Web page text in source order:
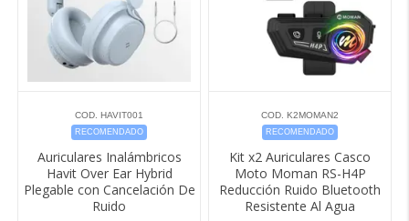
COD. HAVIT001
RECOMENDADO
Auriculares Inalámbricos
Havit Over Ear Hybrid
Plegable con Cancelación De
Ruido
COD. K2MOMAN2
RECOMENDADO
Kit x2 Auriculares Casco
Moto Moman RS-H4P
Reducción Ruido Bluetooth
Resistente Al Agua